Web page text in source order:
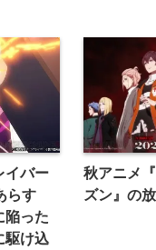
イバー
らす
陥った
駆け込
秋アニメ
ズン』の